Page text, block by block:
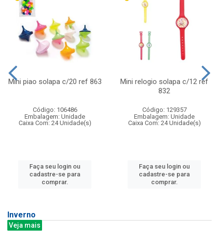
Mini piao solapa c/20 ref 863
Código: 106486
Embalagem: Unidade
Caixa Com: 24 Unidade(s)
Faça seu login ou
cadastre-se para
comprar.
Mini relogio solapa c/12 ref
832
Código: 129357
Embalagem: Unidade
Caixa Com: 24 Unidade(s)
Faça seu login ou
cadastre-se para
comprar.
Inverno
Veja mais